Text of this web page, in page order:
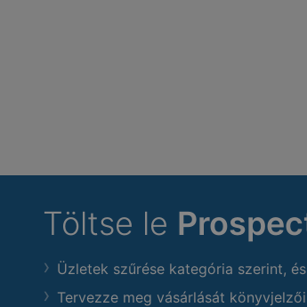
Töltse le
Üzletek szűrése kategória szerint,
Tervezze meg vásárlását